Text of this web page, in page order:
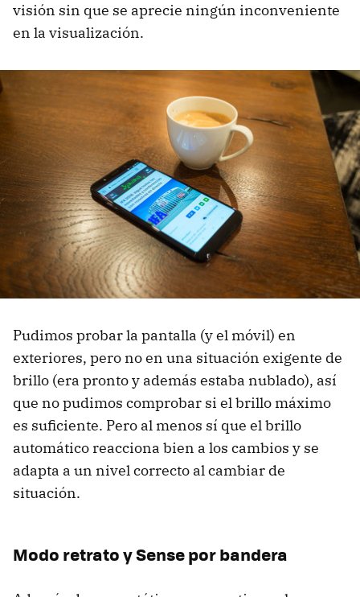
visión sin que se aprecie ningún inconveniente
en la visualización.
Pudimos probar la pantalla (y el móvil) en
exteriores, pero no en una situación exigente de
brillo (era pronto y además estaba nublado), así
que no pudimos comprobar si el brillo máximo
es suficiente. Pero al menos sí que el brillo
automático reacciona bien a los cambios y se
adapta a un nivel correcto al cambiar de
situación.
Modo retrato y Sense por bandera